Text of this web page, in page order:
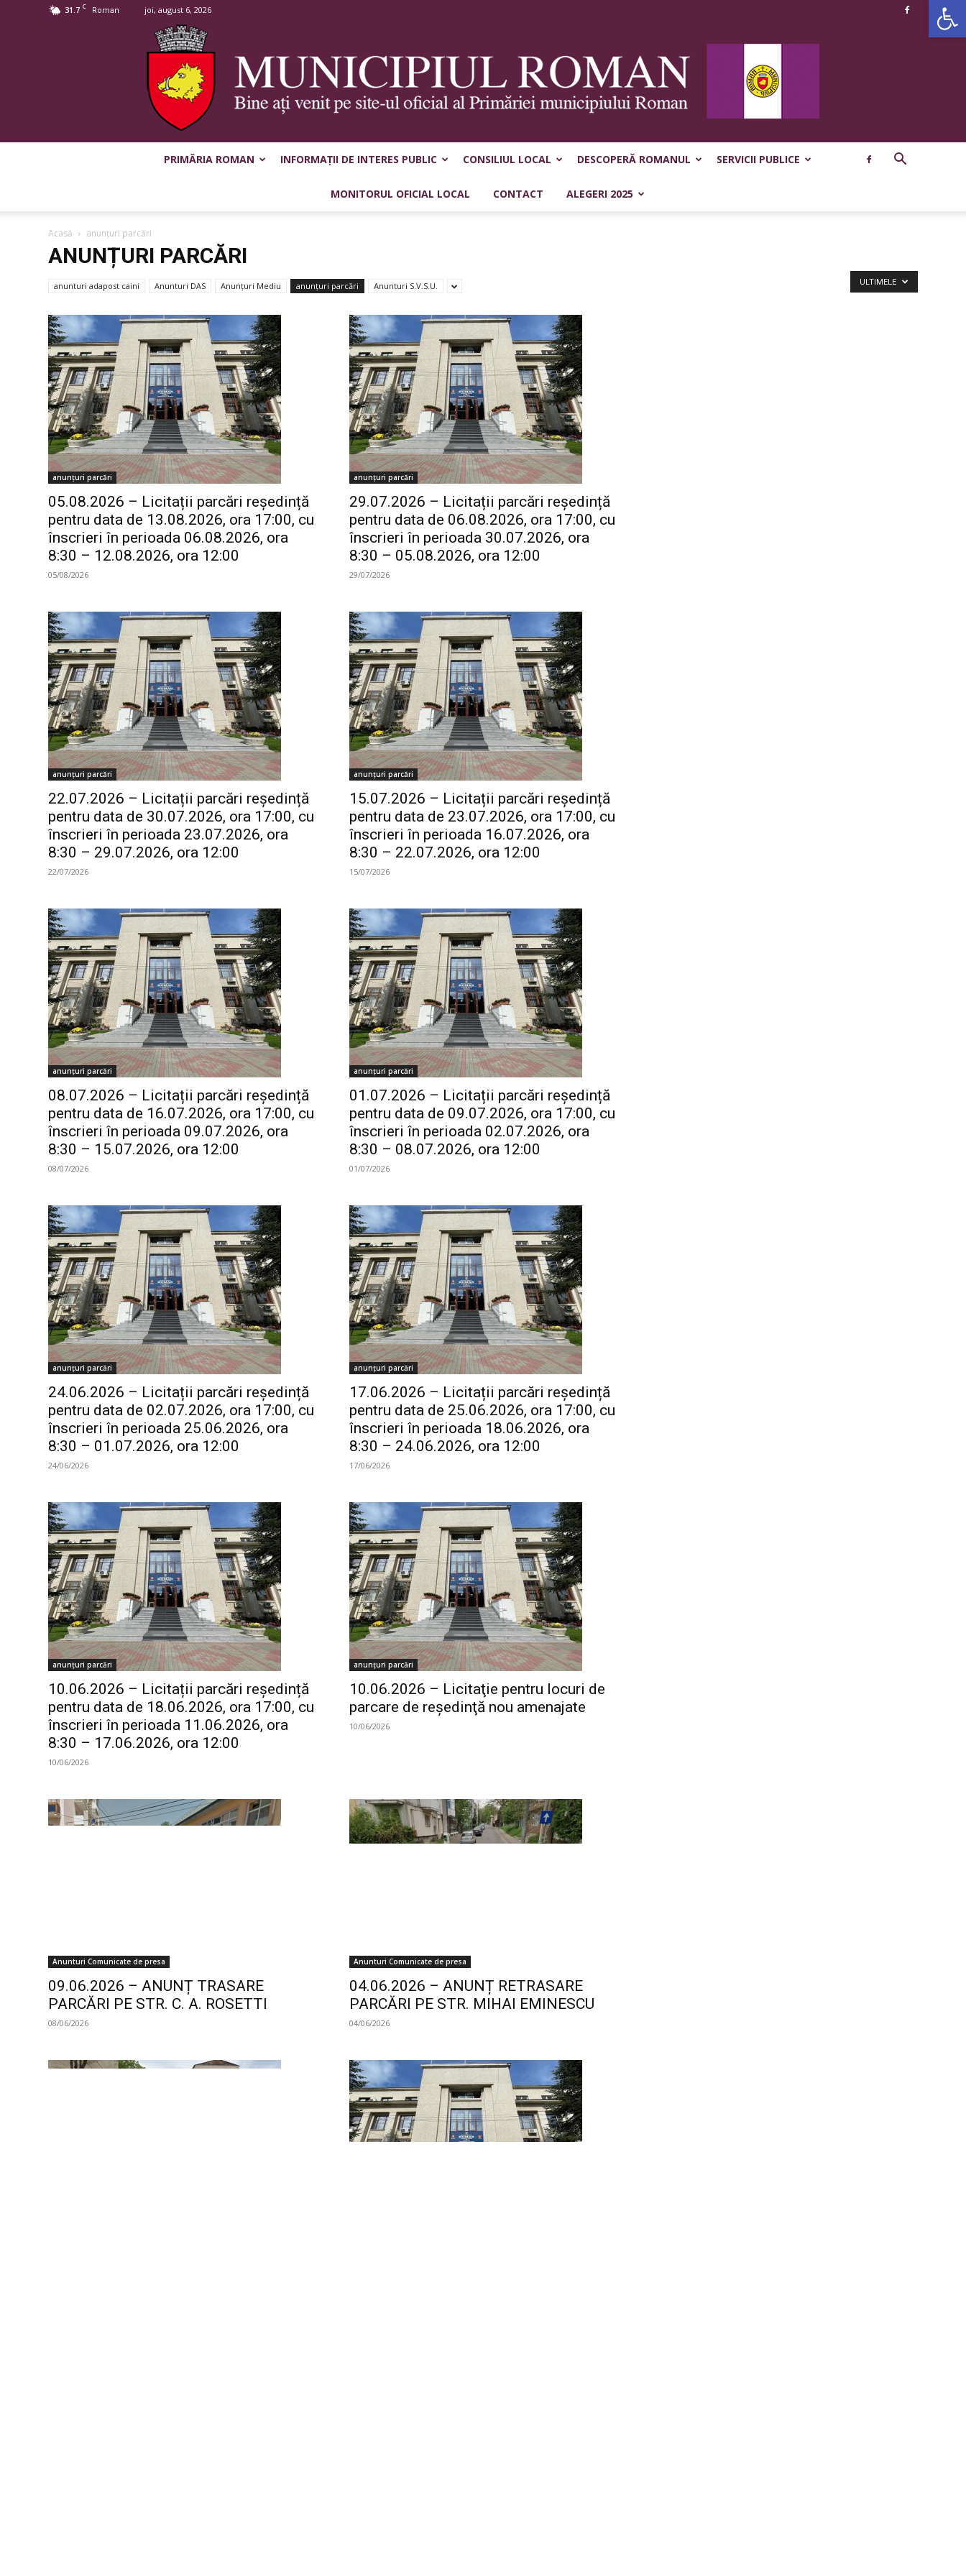
31.7 C Roman joi, august 6, 2026
Municipiul
PRIMĂRIA ROMAN INFORMAȚII DE INTERES PUBLIC CONSILIUL LOCAL DESCOPERĂ ROMANUL SERVICII PUBLICE
MONITORUL OFICIAL LOCAL CONTACT ALEGERI 2025
Acasă anunțuri parcări
ANUNȚURI PARCĂRI
anunturi adapost caini Anunturi DAS Anunțuri Mediu anunțuri parcări Anunturi S.V.S.U. ULTIMELE
anunțuri parcări
05.08.2026 – Licitații parcări reședință
pentru data de 13.08.2026, ora 17:00, cu
înscrieri în perioada 06.08.2026, ora
8:30 – 12.08.2026, ora 12:00
05/08/2026
anunțuri parcări
29.07.2026 – Licitații parcări reședință
pentru data de 06.08.2026, ora 17:00, cu
înscrieri în perioada 30.07.2026, ora
8:30 – 05.08.2026, ora 12:00
29/07/2026
anunțuri parcări
22.07.2026 – Licitații parcări reședință
pentru data de 30.07.2026, ora 17:00, cu
înscrieri în perioada 23.07.2026, ora
8:30 – 29.07.2026, ora 12:00
22/07/2026
anunțuri parcări
15.07.2026 – Licitații parcări reședință
pentru data de 23.07.2026, ora 17:00, cu
înscrieri în perioada 16.07.2026, ora
8:30 – 22.07.2026, ora 12:00
15/07/2026
anunțuri parcări
08.07.2026 – Licitații parcări reședință
pentru data de 16.07.2026, ora 17:00, cu
înscrieri în perioada 09.07.2026, ora
8:30 – 15.07.2026, ora 12:00
08/07/2026
anunțuri parcări
01.07.2026 – Licitații parcări reședință
pentru data de 09.07.2026, ora 17:00, cu
înscrieri în perioada 02.07.2026, ora
8:30 – 08.07.2026, ora 12:00
01/07/2026
anunțuri parcări
24.06.2026 – Licitații parcări reședință
pentru data de 02.07.2026, ora 17:00, cu
înscrieri în perioada 25.06.2026, ora
8:30 – 01.07.2026, ora 12:00
24/06/2026
anunțuri parcări
17.06.2026 – Licitații parcări reședință
pentru data de 25.06.2026, ora 17:00, cu
înscrieri în perioada 18.06.2026, ora
8:30 – 24.06.2026, ora 12:00
17/06/2026
anunțuri parcări
10.06.2026 – Licitații parcări reședință
pentru data de 18.06.2026, ora 17:00, cu
înscrieri în perioada 11.06.2026, ora
8:30 – 17.06.2026, ora 12:00
10/06/2026
anunțuri parcări
10.06.2026 – Licitaţie pentru locuri de
parcare de reşedinţă nou amenajate
10/06/2026
Anunturi Comunicate de presa
09.06.2026 – ANUNȚ TRASARE
PARCĂRI PE STR. C. A. ROSETTI
08/06/2026
Anunturi Comunicate de presa
04.06.2026 – ANUNȚ RETRASARE
PARCĂRI PE STR. MIHAI EMINESCU
04/06/2026